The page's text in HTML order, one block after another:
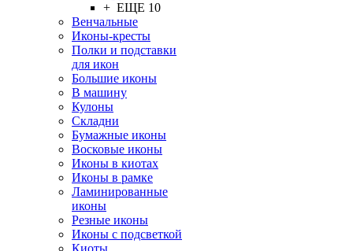
+ ЕЩЕ 10
Венчальные
Иконы-кресты
Полки и подставки
для икон
Большие иконы
В машину
Кулоны
Складни
Бумажные иконы
Восковые иконы
Иконы в киотах
Иконы в рамке
Ламинированные
иконы
Резные иконы
Иконы с подсветкой
Киоты